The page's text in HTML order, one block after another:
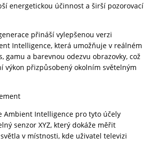
energetickou účinnost a širší pozorovací
přináší vylepšenou verzi
Intelligence, která umožňuje v reálném
gamu a barevnou odezvu obrazovky, což
výkon přizpůsobený okolním světelným
Ambient Intelligence pro tyto účely
senzor XYZ, který dokáže měřit
v místnosti, kde uživatel televizi